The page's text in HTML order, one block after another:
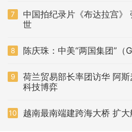
7
中国拍纪录片《布达拉宫》
世
8 陈庆珠：中美“两国集团”（
9
荷兰贸易部长率团访华 阿
科技博弈
10 越南最南端建跨海大桥 扩